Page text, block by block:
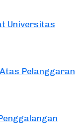
Universitas
Pelanggaran